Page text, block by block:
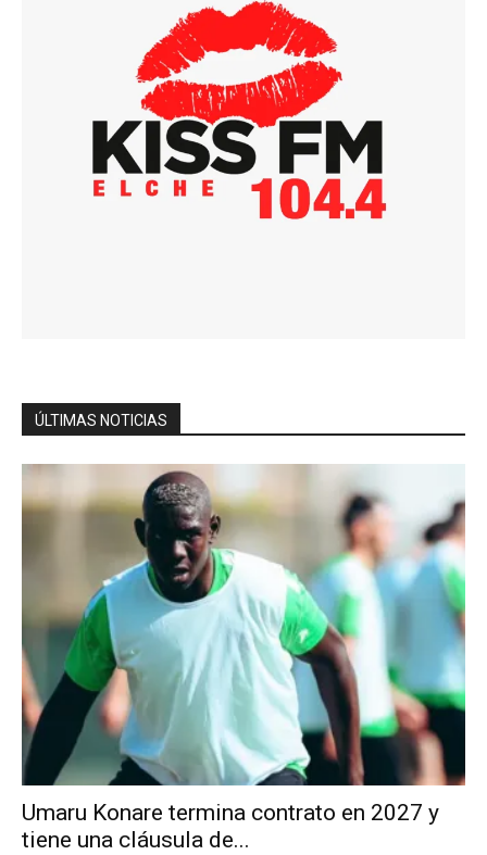
ÚLTIMAS NOTICIAS
Umaru Konare termina contrato en 2027 y
tiene una cláusula de...